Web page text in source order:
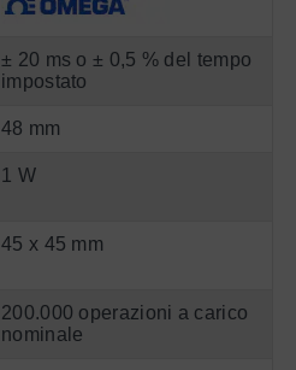
± 20 ms o ± 0,5 % del tempo
impostato
48 mm
1 W
45 x 45 mm
200.000 operazioni a carico
nominale